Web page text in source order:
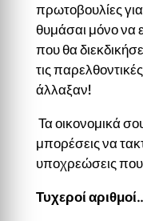
πρωτοβουλίες
θυμάσαι μόνο να
που θα
τις
άλλαξαν!
Τα οικονομικά
μπορέσεις να
υποχρεώσεις που
Τυχεροί αριθμοί